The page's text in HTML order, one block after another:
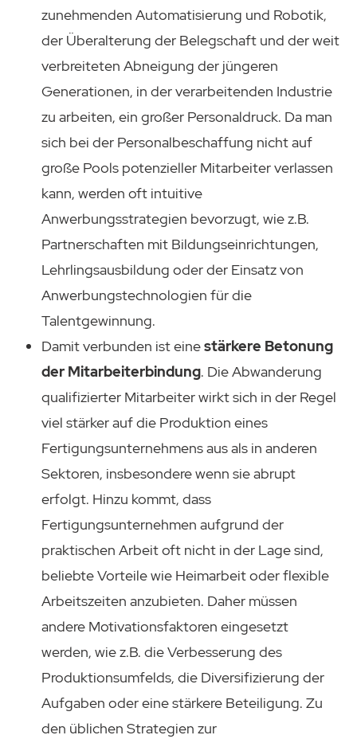
zunehmenden Automatisierung und Robotik,
der Überalterung der Belegschaft und der weit
verbreiteten Abneigung der jüngeren
Generationen, in der verarbeitenden Industrie
zu arbeiten, ein großer Personaldruck. Da man
sich bei der Personalbeschaffung nicht auf
große Pools potenzieller Mitarbeiter verlassen
kann, werden oft intuitive
Anwerbungsstrategien bevorzugt, wie z.B.
Partnerschaften mit Bildungseinrichtungen,
Lehrlingsausbildung oder der Einsatz von
Anwerbungstechnologien für die
Talentgewinnung.
Damit verbunden ist einestärkere Betonung
der Mitarbeiterbindung. Die Abwanderung
qualifizierter Mitarbeiter wirkt sich in der Regel
viel stärker auf die Produktion eines
Fertigungsunternehmens aus als in anderen
Sektoren, insbesondere wenn sie abrupt
erfolgt. Hinzu kommt, dass
Fertigungsunternehmen aufgrund der
praktischen Arbeit oft nicht in der Lage sind,
beliebte Vorteile wie Heimarbeit oder flexible
Arbeitszeiten anzubieten. Daher müssen
andere Motivationsfaktoren eingesetzt
werden, wie z.B. die Verbesserung des
Produktionsumfelds, die Diversifizierung der
Aufgaben oder eine stärkere Beteiligung. Zu
den üblichen Strategien zur